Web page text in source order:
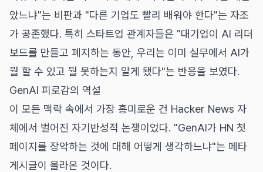
았느냐"는 비판과 "다른 기업도 빨리 배워야 한다"는 자조
가 공존했다. 특히 스타트업 관계자들은 "대기업이 AI 리더
보드를 만들고 폐지하는 동안, 우리는 이미 실무에서 AI가
뭘 할 수 있고 뭘 못하는지 알게 됐다"는 반응을 보였다.
GenAI 피로감의 역설
이 모든 맥락 속에서 가장 흥미로운 건 Hacker News 자
체에서 벌어진 자기반성적 논쟁이었다. "GenAI가 HN 첫
페이지를 장악하는 것에 대해 어떻게 생각하느냐"는 메타
게시글이 올라온 것이다.